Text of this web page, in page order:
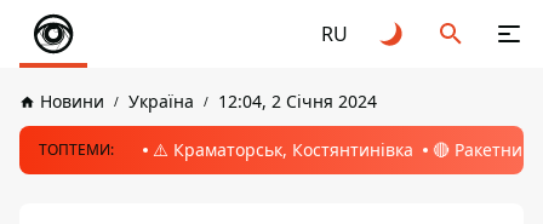
RU
Новини Україна 12:04, 2 Січня 2024
ТОПТЕМИ: ⚠️ Краматорськ, Костянтинівка 🔴 Ракетний